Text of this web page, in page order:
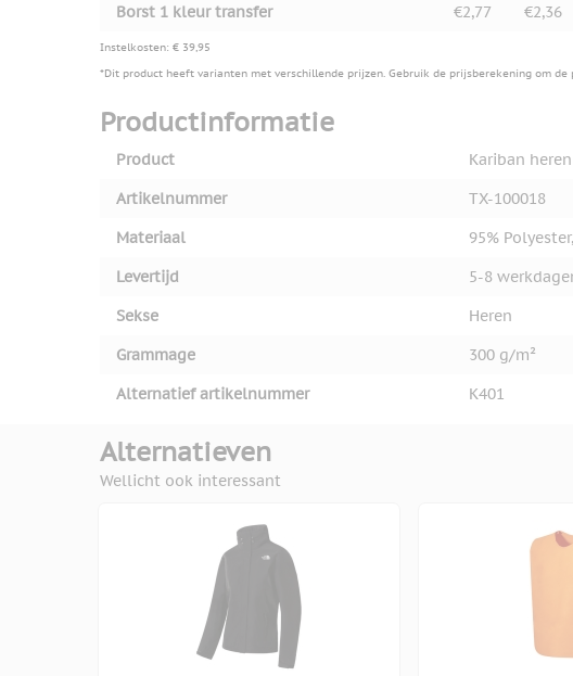
Borst 1 kleur transfer
€2,77 €2,36
Instelkosten: € 39,95
*Dit product heeft varianten met verschillende prijzen. Gebruik de prijsberekening om
Productinformatie
Product
Kariban
Artikelnummer
TX-100018
Materiaal
95%
Levertijd
5-8
Sekse
Heren
Grammage
300 g/m²
Alternatief artikelnummer
K401
Alternatieven
Wellicht ook interessant